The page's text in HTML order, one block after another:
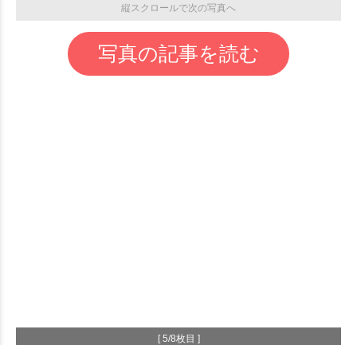
縦スクロールで次の写真へ
写真の記事を読む
[ 5/8枚目 ]